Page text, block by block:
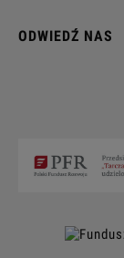
ODWIEDŹ NAS